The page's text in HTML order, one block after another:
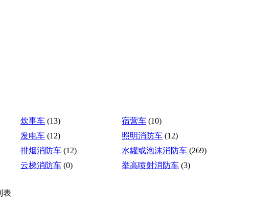
炊事车 (13) 宿营车 (10)
发电车 (12) 照明消防车 (12)
排烟消防车 (12) 水罐或泡沫消防车 (269)
云梯消防车 (0) 举高喷射消防车 (3)